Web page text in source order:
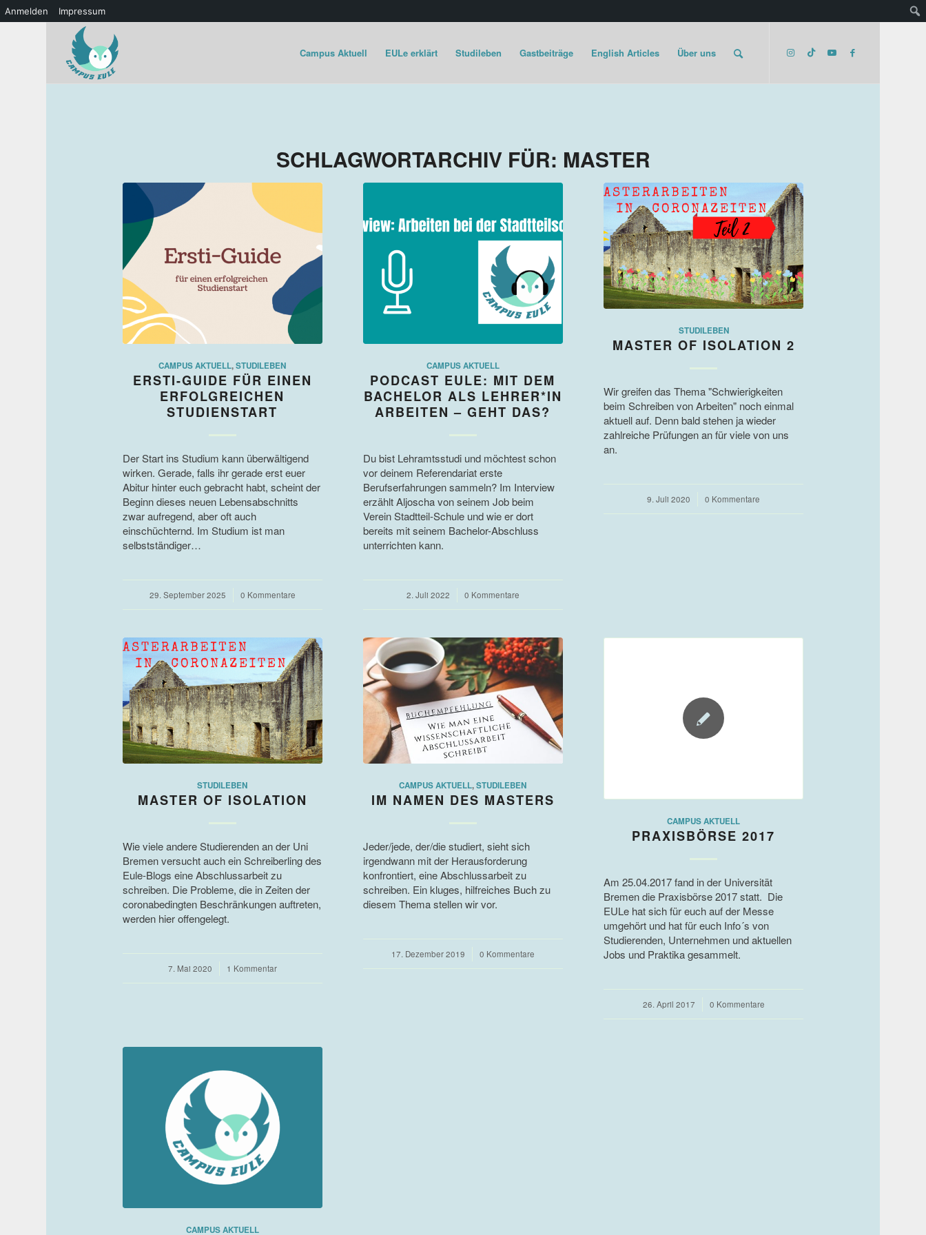
Anmelden Impressum
Campus Aktuell EULe erklärt Studileben Gastbeiträge English Articles Über uns
SCHLAGWORTARCHIV FÜR: MASTER
CAMPUS AKTUELL,STUDILEBEN
ERSTI-GUIDE FÜR EINEN
ERFOLGREICHEN
STUDIENSTART
Der Start ins Studium kann überwältigend
wirken. Gerade, falls ihr gerade erst euer
Abitur hinter euch gebracht habt, scheint der
Beginn dieses neuen Lebensabschnitts
zwar aufregend, aber oft auch
einschüchternd. Im Studium ist man
selbstständiger…
29. September 2025
/ 0 Kommentare
CAMPUS AKTUELL
PODCAST EULE: MIT DEM
BACHELOR ALS LEHRER*IN
ARBEITEN – GEHT DAS?
Du bist Lehramtsstudi und möchtest schon
vor deinem Referendariat erste
Berufserfahrungen sammeln? Im Interview
erzählt Aljoscha von seinem Job beim
Verein Stadtteil-Schule und wie er dort
bereits mit seinem Bachelor-Abschluss
unterrichten kann.
2. Juli 2022
/ 0 Kommentare
STUDILEBEN
MASTER OF ISOLATION 2
Wir greifen das Thema "Schwierigkeiten
beim Schreiben von Arbeiten" noch einmal
aktuell auf. Denn bald stehen ja wieder
zahlreiche Prüfungen an für viele von uns
an.
9. Juli 2020 0 Kommentare
STUDILEBEN
MASTER OF ISOLATION
Wie viele andere Studierenden an der Uni
Bremen versucht auch ein Schreiberling des
Eule-Blogs eine Abschlussarbeit zu
schreiben. Die Probleme, die in Zeiten der
coronabedingten Beschränkungen auftreten,
werden hier offengelegt.
7. Mai 2020 1 Kommentar
CAMPUS AKTUELL,STUDILEBEN
IM NAMEN DES MASTERS
Jeder/jede, der/die studiert, sieht sich
irgendwann mit der Herausforderung
konfrontiert, eine Abschlussarbeit zu
schreiben. Ein kluges, hilfreiches Buch zu
diesem Thema stellen wir vor.
17. Dezember 2019
/ 0 Kommentare
CAMPUS AKTUELL
PRAXISBÖRSE 2017
Am 25.04.2017 fand in der Universität
Bremen die Praxisbörse 2017 statt. Die
EULe hat sich für euch auf der Messe
umgehört und hat für euch Info´s von
Studierenden, Unternehmen und aktuellen
Jobs und Praktika gesammelt.
26. April 2017
/ 0 Kommentare
CAMPUS AKTUELL